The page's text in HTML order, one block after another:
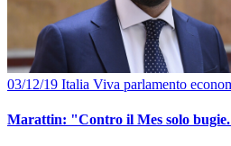
03/12/19 Italia Viva parlamento
Marattin: "Contro il Mes solo